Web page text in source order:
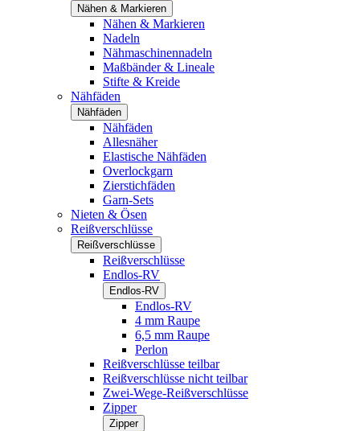
Nähen & Markieren
Nähen & Markieren
Nadeln
Nähmaschinennadeln
Maßbänder & Lineale
Stifte & Kreide
Nähfäden
Nähfäden
Nähfäden
Allesnäher
Elastische Nähfäden
Overlockgarn
Zierstichfäden
Garn-Sets
Nieten & Ösen
Reißverschlüsse
Reißverschlüsse
Reißverschlüsse
Endlos-RV
Endlos-RV
Endlos-RV
4 mm Raupe
6,5 mm Raupe
Perlon
Reißverschlüsse teilbar
Reißverschlüsse nicht teilbar
Zwei-Wege-Reißverschlüsse
Zipper
Zipper